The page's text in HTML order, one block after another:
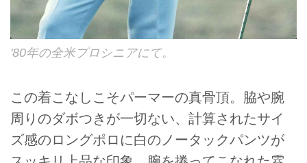
'80年の全米プロシニアにて。
この着こなしこそパーマーの真骨頂。脇や腕
周りのダボつきが一切ない、計算されたサイ
ズ感のロングポロに白のノータックパンツが